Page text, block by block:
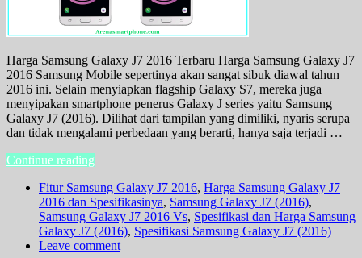
Harga Samsung Galaxy J7 2016 Terbaru Harga Samsung Galaxy J7
2016 Samsung Mobile sepertinya akan sangat sibuk diawal tahun
2016 ini. Selain menyiapkan flagship Galaxy S7, mereka juga
menyipakan smartphone penerus Galaxy J series yaitu Samsung
Galaxy J7 (2016). Dilihat dari tampilan yang dimiliki, nyaris serupa
dan tidak mengalami perbedaan yang berarti, hanya saja terjadi …
Continue reading
Fitur Samsung Galaxy J7 2016, Harga Samsung Galaxy J7
2016 dan Spesifikasinya, Samsung Galaxy J7 (2016),
Samsung Galaxy J7 2016 Vs, Spesifikasi dan Harga Samsung
Galaxy J7 (2016), Spesifikasi Samsung Galaxy J7 (2016)
Leave comment